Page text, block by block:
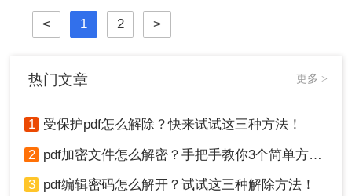
密，加密后就不怕别人访问和信息外
泄了。
< 1 2 >
热门文章 更多 >
1 受保护pdf怎么解除？快来试试这三种方法！
2 pdf加密文件怎么解密？手把手教你3个简单方法！
3 pdf编辑密码怎么解开？试试这三种解除方法！